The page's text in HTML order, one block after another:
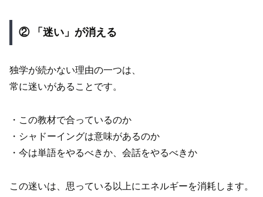
② 「迷い」が消える
独学が続かない理由の一つは、
常に迷いがあることです。
・この教材で合っているのか
・シャドーイングは意味があるのか
・今は単語をやるべきか、会話をやるべきか
この迷いは、思っている以上にエネルギーを消耗します。